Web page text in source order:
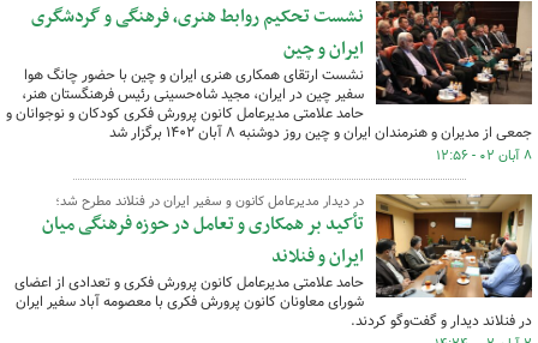
نشست تحکیم روابط هنری، فرهنگی و گردشگری
ایران و چین
نشست ارتقای همکاری هنری ایران و چین با حضور چانگ هوا
سفیر چین در ایران، مجید شاه‌حسینی رئیس فرهنگستان هنر،
حامد علامتی مدیرعامل کانون پرورش فکری کودکان و نوجوانان و
جمعی از مدیران و هنرمندان ایران و چین روز دوشنبه ۸ آبان ۱۴۰۲ برگزار شد
۸ آبان ۰۲ - ۱۲:۵۶
در دیدار مدیرعامل کانون و سفیر ایران در فنلاند مطرح شد؛
تأکید بر همکاری و تعامل در حوزه فرهنگی میان
ایران و فنلاند
حامد علامتی مدیرعامل کانون پرورش فکری و تعدادی از اعضای
شورای معاونان کانون پرورش فکری با معصومه آباد سفیر ایران
در فنلاند دیدار و گفت‌وگو کردند.